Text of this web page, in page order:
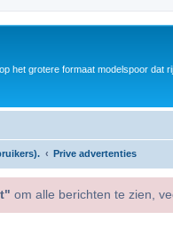
het grotere formaat modelspoor dat
Prive advertenties
om alle berichten te zien,